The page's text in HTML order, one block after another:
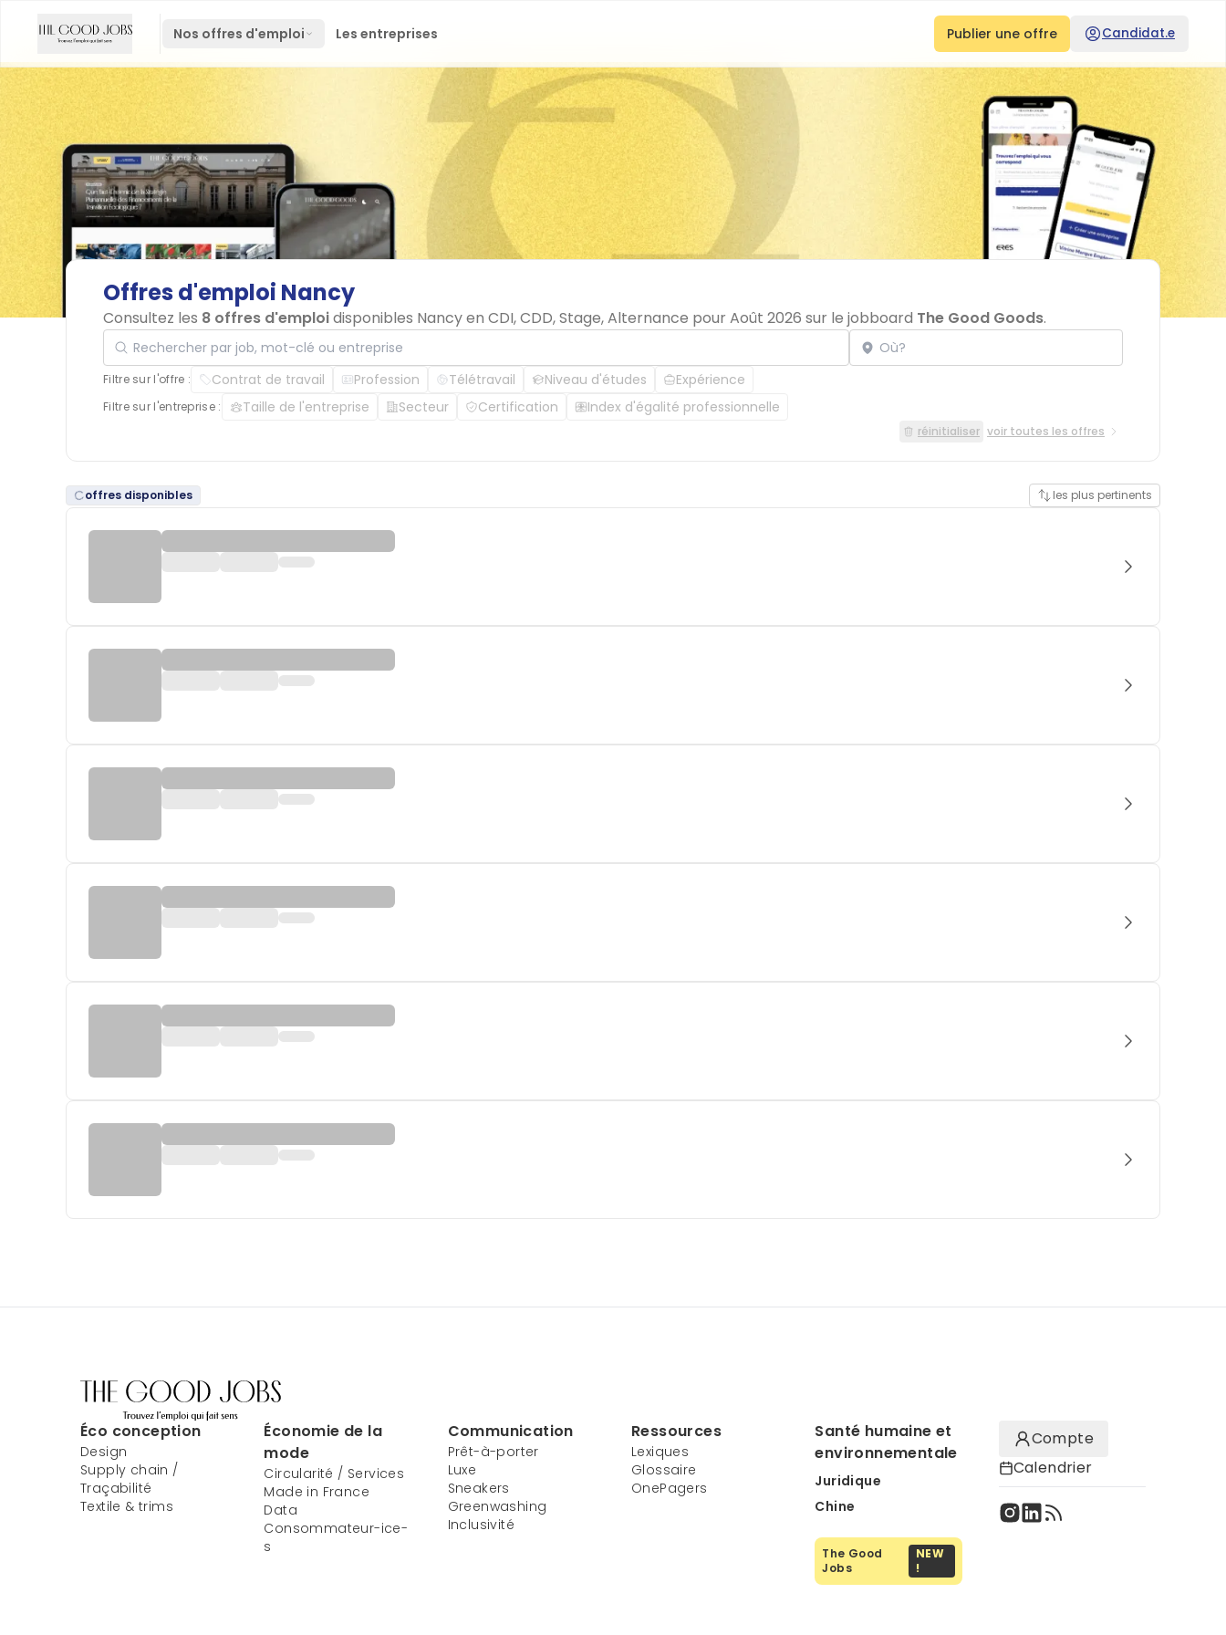
Nos offres d'emploi Les entreprises Publier une offre Candidat.e
Offres d'emploi Nancy
Consultez les 8 offres d'emploidisponibles Nancy en CDI, CDD, Stage, Alternance pour Août 2026 sur le jobboard The Good Goods.
Rechercher par job, mot-clé ou entreprise Localisation
Filtre sur l'offre : Contrat de travail Profession Télétravail Niveau d'études Expérience
Filtre sur l'entreprise : Taille de l'entreprise Secteur Certification Index d'égalité professionnelle
réinitialiser voir toutes les offres
offres disponibles les plus pertinents
Éco conception
Design
Supply chain /
Traçabilité
Textile & trims
Économie de la
mode
Circularité / Services
Made in France
Data
Consommateur-ice-
s
Communication
Prêt-à-porter
Luxe
Sneakers
Greenwashing
Inclusivité
Ressources
Lexiques
Glossaire
OnePagers
Santé humaine et
environnementale
Juridique
Chine
The Good
Jobs
NEW
!
Compte
Calendrier